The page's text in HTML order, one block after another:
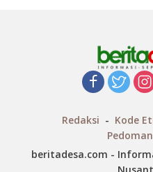
Redaksi Kode
beritadesa.com -